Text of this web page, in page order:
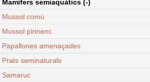
Mamífers semiaquàtics (-)
Mussol comú
Mussol pirinenc
Papallones amenaçades
Prats seminaturals
Samaruc